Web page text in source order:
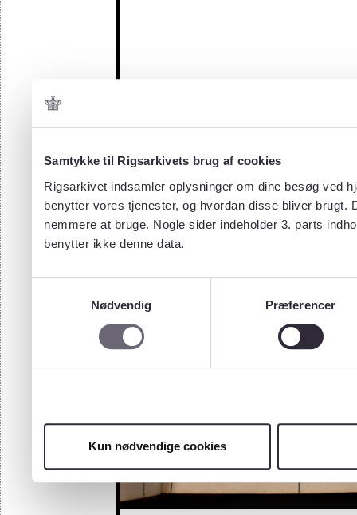
Samtykke til Rigsarkivets brug af cookies
Rigsarkivet indsamler oplysninger om dine besøg ved
benytter vores tjenester, og hvordan disse bliver
nemmere at bruge. Nogle sider indeholder 3. parts
benytter ikke denne data.
Nødvendig
Præferencer
Kun nødvendige cookies